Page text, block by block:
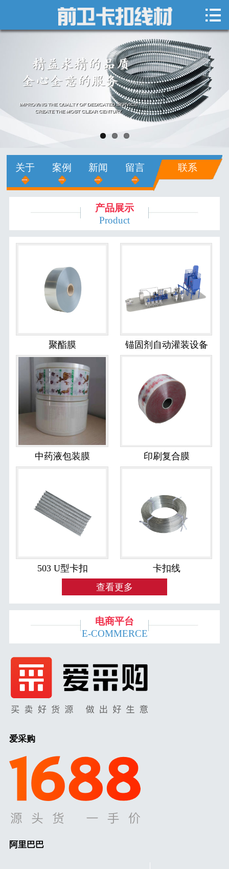
 网站首页
关于我们
新闻中心
产品展示
销售网络
在线留言
联系我们

关于 案例 新闻 留言 联系
产品展示
Product
聚酯膜 锚固剂自动灌装设备
中药液包装膜 印刷复合膜
503 U型卡扣
卡扣线
查看更多
电商平台
E-COMMERCE
爱采购
阿里巴巴